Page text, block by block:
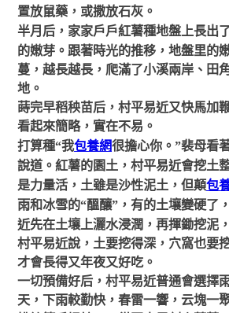
置放鼠藥，或撒放石灰。
半月后，家家戶戶紅薯種地盤上長出
的嫩芽 。跟著時光的推移，地盤里的
蔓，越長越長，爬滿了小溪兩岸、田
地。
蒔完早稻秧苗后，村平易近又快馬加
看起來簡略，實在不易。
打算種“我包養網很擔心你。”裴母看
說道。紅薯的園土，村平易近會挖土
是力量活，土雖是沙性泥土，但顛包
雨和冰雪的“醞釀”，有的土壤變硬了
近先在土壤上灑水浸潤，再揮鋤挖泥
村平易近說，土要挖得深，穴窩也要
才會長得又年夜又好吃。
一切預備好后，村平易近普通會選擇
天，下雨較勤快，春雷一響，云塊一